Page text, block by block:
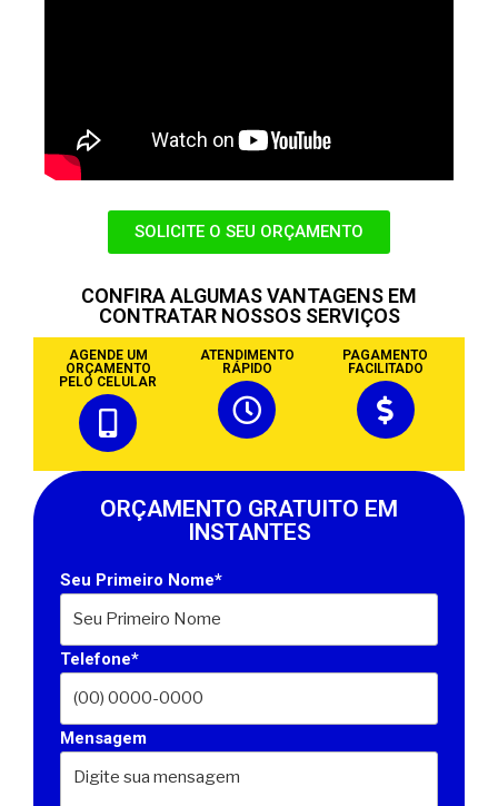
SOLICITE O SEU ORÇAMENTO
CONFIRA ALGUMAS VANTAGENS EM
CONTRATAR NOSSOS SERVIÇOS
AGENDE UM
ORÇAMENTO
PELO CELULAR
ATENDIMENTO
RÁPIDO
PAGAMENTO
FACILITADO
ORÇAMENTO GRATUITO EM
INSTANTES
Seu Primeiro Nome*
Telefone*
Mensagem